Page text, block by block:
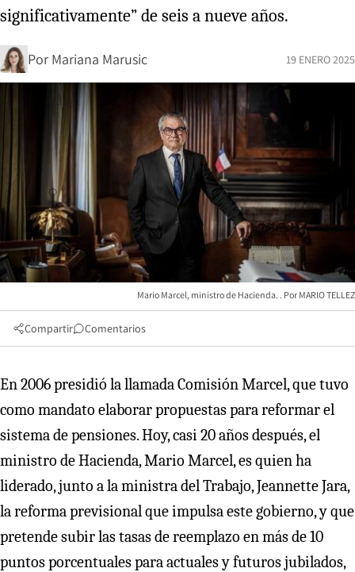
significativamente” de seis a nueve años.
Por Mariana Marusic 19 ENERO 2025
Mario Marcel, ministro de Hacienda. MARIO TELLEZ
Compartir Comentarios
En 2006 presidió la llamada Comisión Marcel, que tuvo
como mandato elaborar propuestas para reformar el
sistema de pensiones. Hoy, casi 20 años después, el
ministro de Hacienda, Mario Marcel, es quien ha
liderado, junto a la ministra del Trabajo, Jeannette Jara,
la reforma previsional que impulsa este gobierno, y que
pretende subir las tasas de reemplazo en más de 10
puntos porcentuales para actuales y futuros jubilados,